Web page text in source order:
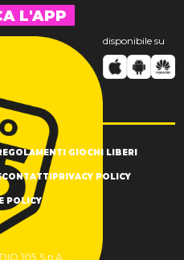
L'APP
disponibile su
GIOCHI LIBERI
CONTATTIPRIVACY POLICY
POLICY
105 S.p.A.